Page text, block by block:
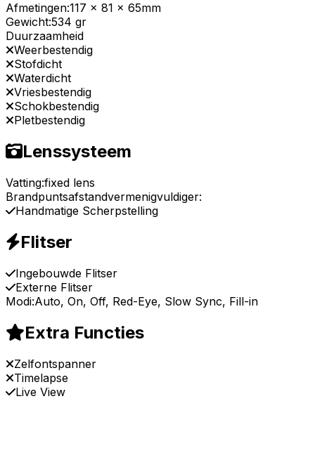
Afmetingen:117 x 81 x 65mm
Gewicht:534 gr
Duurzaamheid
Weerbestendig
Stofdicht
Waterdicht
Vriesbestendig
Schokbestendig
Pletbestendig
Lenssysteem
Vatting:fixed lens
Brandpuntsafstandvermenigvuldiger:
Handmatige Scherpstelling
Flitser
Ingebouwde Flitser
Externe Flitser
Modi:Auto, On, Off, Red-Eye, Slow Sync, Fill-in
Extra Functies
Zelfontspanner
Timelapse
Live View